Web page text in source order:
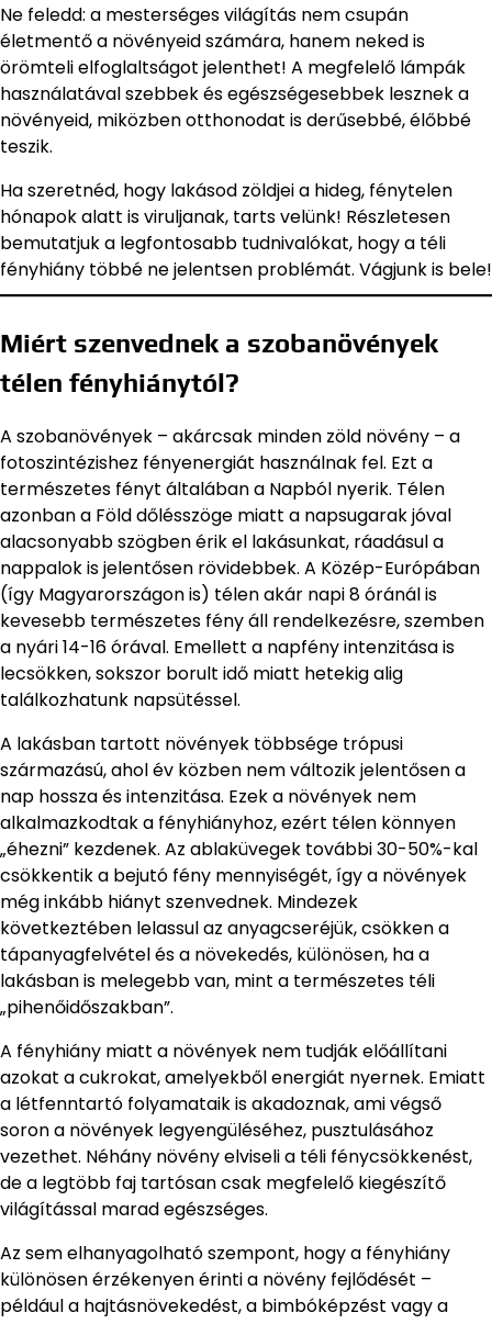
Ne feledd: a mesterséges világítás nem csupán
életmentő a növényeid számára, hanem neked is
örömteli elfoglaltságot jelenthet! A megfelelő lámpák
használatával szebbek és egészségesebbek lesznek a
növényeid, miközben otthonodat is derűsebbé, élőbbé
teszik.
Ha szeretnéd, hogy lakásod zöldjei a hideg, fénytelen
hónapok alatt is viruljanak, tarts velünk! Részletesen
bemutatjuk a legfontosabb tudnivalókat, hogy a téli
fényhiány többé ne jelentsen problémát. Vágjunk is bele!
Miért szenvednek a szobanövények
télen fényhiánytól?
A szobanövények – akárcsak minden zöld növény – a
fotoszintézishez fényenergiát használnak fel. Ezt a
természetes fényt általában a Napból nyerik. Télen
azonban a Föld dőlésszöge miatt a napsugarak jóval
alacsonyabb szögben érik el lakásunkat, ráadásul a
nappalok is jelentősen rövidebbek. A Közép-Európában
(így Magyarországon is) télen akár napi 8 óránál is
kevesebb természetes fény áll rendelkezésre, szemben
a nyári 14-16 órával. Emellett a napfény intenzitása is
lecsökken, sokszor borult idő miatt hetekig alig
találkozhatunk napsütéssel.
A lakásban tartott növények többsége trópusi
származású, ahol év közben nem változik jelentősen a
nap hossza és intenzitása. Ezek a növények nem
alkalmazkodtak a fényhiányhoz, ezért télen könnyen
„éhezni” kezdenek. Az ablaküvegek további 30-50%-kal
csökkentik a bejutó fény mennyiségét, így a növények
még inkább hiányt szenvednek. Mindezek
következtében lelassul az anyagcseréjük, csökken a
tápanyagfelvétel és a növekedés, különösen, ha a
lakásban is melegebb van, mint a természetes téli
„pihenőidőszakban”.
A fényhiány miatt a növények nem tudják előállítani
azokat a cukrokat, amelyekből energiát nyernek. Emiatt
a létfenntartó folyamataik is akadoznak, ami végső
soron a növények legyengüléséhez, pusztulásához
vezethet. Néhány növény elviseli a téli fénycsökkenést,
de a legtöbb faj tartósan csak megfelelő kiegészítő
világítással marad egészséges.
Az sem elhanyagolható szempont, hogy a fényhiány
különösen érzékenyen érinti a növény fejlődését –
például a hajtásnövekedést, a bimbóképzést vagy a